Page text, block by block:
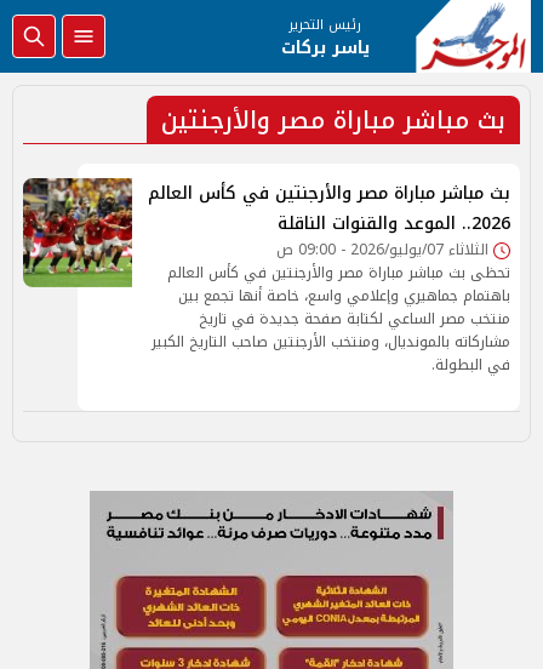
رئيس التحرير
ياسر بركات
بث مباشر مباراة مصر والأرجنتين
بث مباشر مباراة مصر والأرجنتين في كأس العالم
2026.. الموعد والقنوات الناقلة
الثلاثاء 07/يوليو/2026 - 09:00 ص
تحظى بث مباشر مباراة مصر والأرجنتين في كأس العالم
باهتمام جماهيري وإعلامي واسع، خاصة أنها تجمع بين
منتخب مصر الساعي لكتابة صفحة جديدة في تاريخ
مشاركاته بالمونديال، ومنتخب الأرجنتين صاحب التاريخ الكبير
في البطولة.